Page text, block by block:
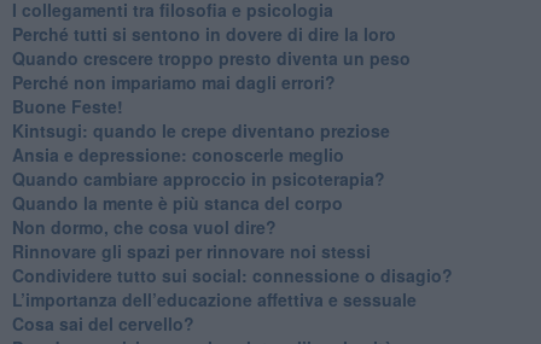
​I collegamenti tra filosofia e psicologia
​Perché tutti si sentono in dovere di dire la loro
​Quando crescere troppo presto diventa un peso
​Perché non impariamo mai dagli errori?
​Buone Feste!
​Kintsugi: quando le crepe diventano preziose
Ansia e depressione: conoscerle meglio
Quando cambiare approccio in psicoterapia?
​Quando la mente è più stanca del corpo
Non dormo, che cosa vuol dire?
​Rinnovare gli spazi per rinnovare noi stessi
​Condividere tutto sui social: connessione o disagio?
​L’importanza dell’educazione affettiva e sessuale
​Cosa sai del cervello?